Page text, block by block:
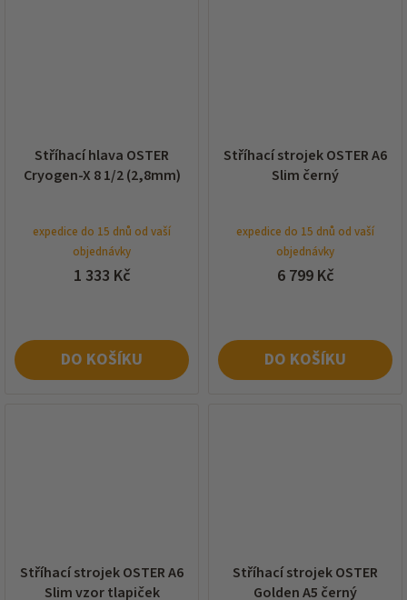
Stříhací hlava OSTER
Cryogen-X 8 1/2 (2,8mm)
expedice do 15 dnů od vaší
objednávky
1 333 Kč
DO KOŠÍKU
Stříhací strojek OSTER A6
Slim černý
expedice do 15 dnů od vaší
objednávky
6 799 Kč
DO KOŠÍKU
Stříhací strojek OSTER A6
Slim vzor tlapiček
Stříhací strojek OSTER
Golden A5 černý